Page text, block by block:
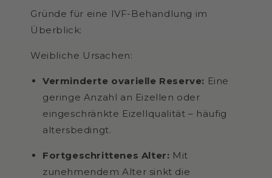
Gründe für eine IVF-Behandlung im
Überblick:
Weibliche Ursachen:
Verminderte ovarielle Reserve: Eine
geringe Anzahl an Eizellen oder
eingeschränkte Eizellqualität – häufig
altersbedingt.
Fortgeschrittenes Alter: Mit
zunehmendem Alter sinkt die